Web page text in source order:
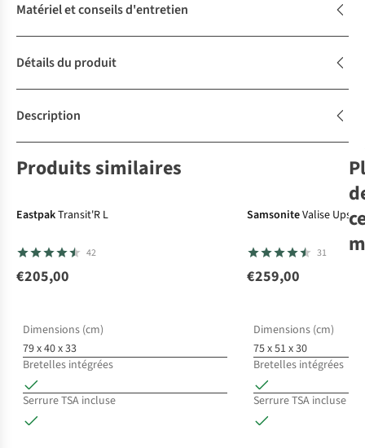
Matériel et conseils d'entretien
Détails du produit
Description
Produits similaires
EastpakTransit'R L
42
€205,00
Dimensions (cm)
79 x 40 x 33
Bretelles intégrées
Serrure TSA incluse
SamsoniteValise
31
€259,00
Dimensions (cm)
75 x 51 x 30
Bretelles intégrées
Serrure TSA incluse